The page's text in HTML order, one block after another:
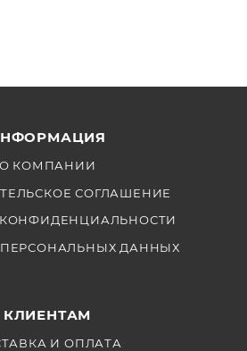
О КОМПАНИИ
СОГЛАШЕНИЕ
ПЕРСОНАЛЬНЫХ ДАННЫХ
КЛИЕНТАМ
И ОПЛАТА